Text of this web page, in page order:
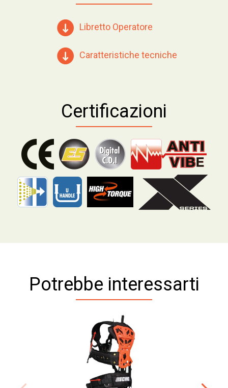
Libretto Operatore
Caratteristiche tecniche
Certificazioni
Potrebbe interessarti